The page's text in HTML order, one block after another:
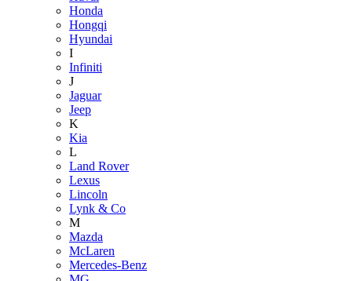
Honda
Hongqi
Hyundai
I
Infiniti
J
Jaguar
Jeep
K
Kia
L
Land Rover
Lexus
Lincoln
Lynk & Co
M
Mazda
McLaren
Mercedes-Benz